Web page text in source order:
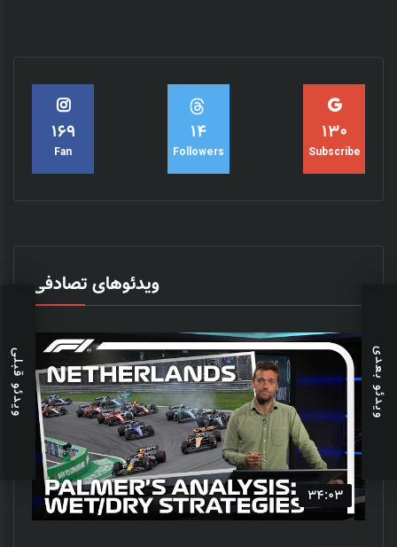
ویدئو قبلی ویدئو بعدی
182
Fan
15
Followers
140
Subscribe
ویدئوهای تصادفی
34:03